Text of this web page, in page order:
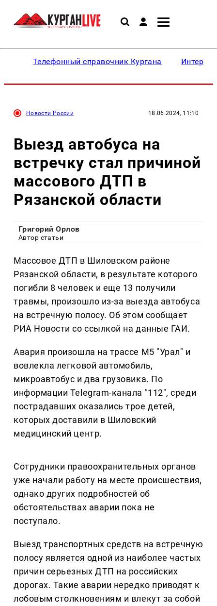
Телефонный справочник Кургана
Новости России 18.06.2024, 11:10
Выезд автобуса на
встречку стал причиной
массового ДТП в
Рязанской области
Григорий Орлов
Автор статьи
Массовое ДТП в Шиловском районе
Рязанской области, в результате которого
погибли 8 человек и еще 13 получили
травмы, произошло из-за выезда автобуса
на встречную полосу. Об этом сообщает
РИА Новости со ссылкой на данные ГАИ.
Авария произошла на трассе М5 "Урал" и
вовлекла легковой автомобиль,
микроавтобус и два грузовика. По
информации Telegram-канала "112", среди
пострадавших оказались трое детей,
которых доставили в Шиловский
медицинский центр.
Сотрудники правоохранительных органов
уже начали работу на месте происшествия,
однако других подробностей об
обстоятельствах аварии пока не
поступало.
Выезд транспортных средств на встречную
полосу является одной из наиболее частых
причин серьезных ДТП на российских
дорогах. Такие аварии нередко приводят к
лобовым столкновениям и влекут за собой